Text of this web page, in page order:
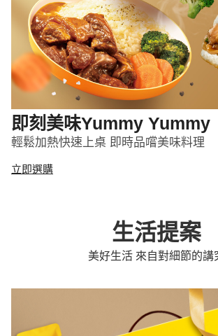
即刻美味Yummy Yummy
輕鬆加熱快速上桌 即時品嚐美味料理
立即選購
生活提案
美好生活 來自對細節的講